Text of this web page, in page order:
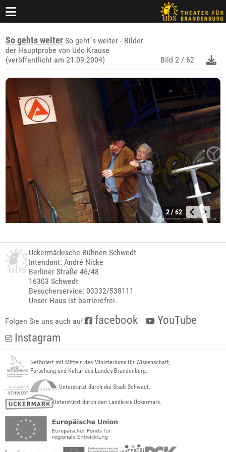
So gehts weiter So geht´s weiter - Bilder
der Hauptprobe von Udo Krause
(veröffentlicht am 21.09.2004)
Bild 2 / 62
2 / 62
Uckermärkische Bühnen Schwedt
Intendant: André Nicke
Berliner Straße 46/48
16303 Schwedt
Besucherservice: 03332/538111
Unser Haus ist barrierefrei.
Folgen Sie uns auch auf: facebook
YouTube
Instagram
Gefördert mit Mitteln des Ministeriums für Wissenschaft,
Forschung und Kultur des Landes Brandenburg.
Unterstützt durch die Stadt Schwedt.
Unterstützt durch den Landkreis Uckermark.